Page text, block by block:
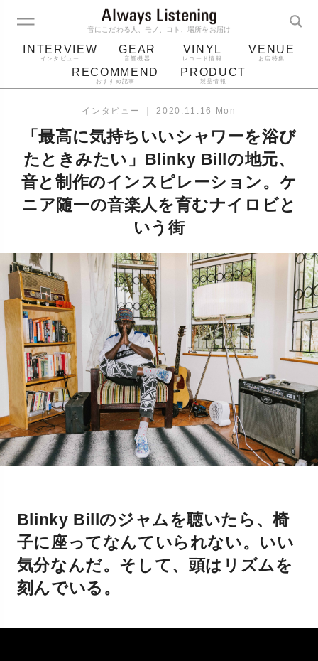
音にこだわる人、モノ、コト、場所をお届け
INTERVIEW
インタビュー
GEAR
音響機器
VINYL
レコード情報
VENUE
お店特集
RECOMMEND
おすすめ記事
PRODUCT
製品情報
ジャケット アルバム
レコード針
インタビュー ｜ 2020.11.16 Mon
「最高に気持ちいいシャワーを浴び
たときみたい」Blinky Billの地元、
音と制作のインスピレーション。ケ
ニア随一の音楽人を育むナイロビと
いう街
Blinky Billのジャムを聴いたら、椅
子に座ってなんていられない。いい
気分なんだ。そして、頭はリズムを
刻んでいる。